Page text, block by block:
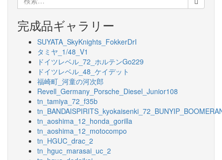
ー
シ
索:
完成品ギャラリー
SUYATA_SkyKnights_FokkerDrI
タミヤ_1/48_V1
ドイツレベル_72_ホルテンGo229
ドイツレベル_48_ケイデット
福崎町_河童の河次郎
Revell_Germany_Porsche_Diesel_Junior108
tn_tamiya_72_f35b
tn_aoshima_12_honda_gorilla
tn_aoshima_12_motocompo
tn_HGUC_drac_2
tn_hguc_marasai_uc_2